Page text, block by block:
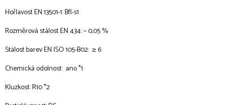
Hořlavost EN 13501-1: Bfl-s1
Rozměrová stálost EN 434: ~ 0,05 %
Stálost barev EN ISO 105-B02: ≥ 6
Chemická odolnost: ano *1
Kluzkost: R10 *2